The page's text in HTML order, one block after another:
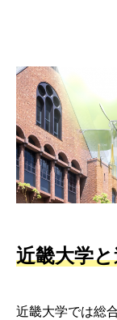
近畿大学
近畿大学では総